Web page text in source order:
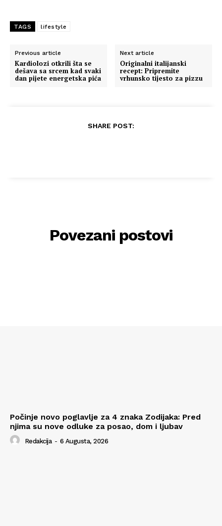
TAGS lifestyle
Previous article
Kardiolozi otkrili šta se
dešava sa srcem kad svaki
dan pijete energetska pića
Next article
Originalni italijanski
recept: Pripremite
vrhunsko tijesto za pizzu
SHARE POST:
Povezani postovi
Počinje novo poglavlje za 4 znaka Zodijaka: Pred
njima su nove odluke za posao, dom i ljubav
Redakcija - 6 Augusta, 2026